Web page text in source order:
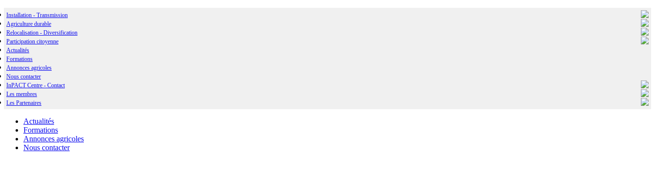
Installation - Transmission
Agriculture durable
Relocalisation - Diversification
Participation citoyenne
Actualités
Formations
Annonces agricoles
Nous contacter
InPACT Centre - Contact
Les membres
Les Partenaires
Actualités
Formations
Annonces agricoles
Nous contacter